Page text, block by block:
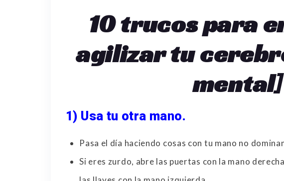
10 trucos para
agilizar tu
mental]
1) Usa tu otra mano.
Pasa el día haciendo cosas con tu mano no
Si eres zurdo, abre las puertas con la mano